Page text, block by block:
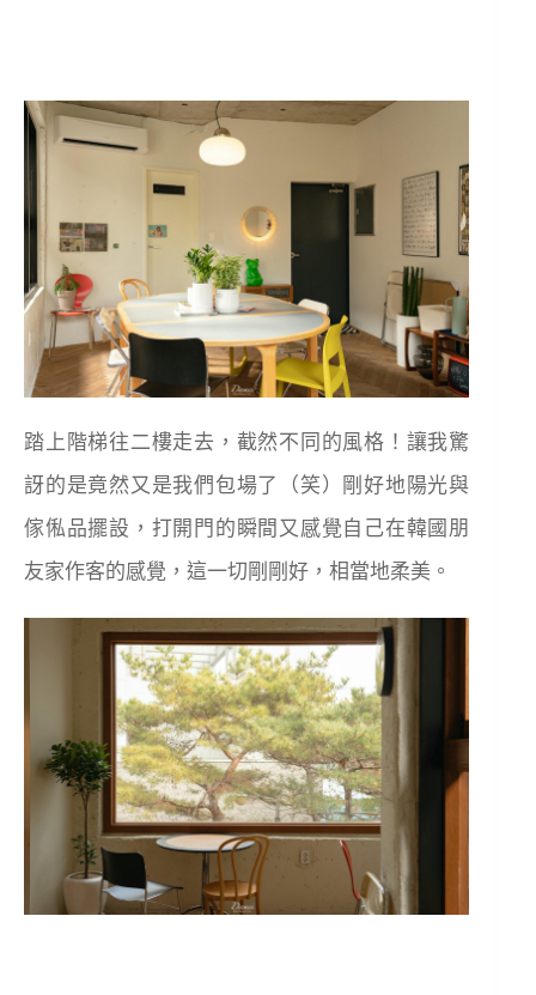
踏上階梯往二樓走去，截然不同的風格！讓我驚
訝的是竟然又是我們包場了（笑）剛好地陽光與
傢俬品擺設，打開門的瞬間又感覺自己在韓國朋
友家作客的感覺，這一切剛剛好，相當地柔美。